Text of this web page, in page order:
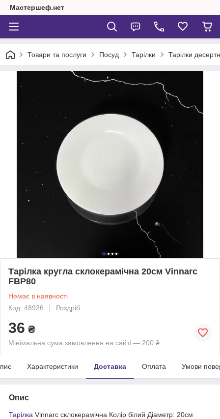
Мастершеф.нет
Товари та послуги Посуд Тарілки Тарілки
Тарілка кругла склокерамічна 20см Vinnarc
FBP80
Немає в наявності
Код: 48926
Роздріб
36 ₴
Мінімальна сума замовлення на сайті — 200 ₴
Характеристики Доставка Оплата Умови
Опис
Тарілка Vinnarc склокерамічна Колір білий Діаметр: 20см